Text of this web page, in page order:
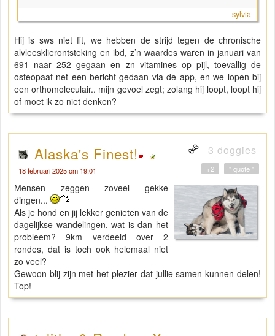
sylvia
Hij is sws niet fit, we hebben de strijd tegen de chronische
alvleesklierontsteking en ibd, z’n waardes waren in januari van
691 naar 252 gegaan en zn vitamines op pijl, toevallig de
osteopaat net een bericht gedaan via de app, en we lopen bij
een orthomoleculair.. mijn gevoel zegt; zolang hij loopt, loopt hij
of moet ik zo niet denken?
Alaska's Finest! 3 doggies
18 februari 2025 om 19:01 " quote "
+2
Mensen zeggen zoveel gekke
dingen...
Als je hond en jij lekker genieten van de
dagelijkse wandelingen, wat is dan het
probleem? 9km verdeeld over 2
rondes, dat is toch ook helemaal niet
zo veel?
Gewoon blij zijn met het plezier dat jullie samen kunnen delen!
Top!